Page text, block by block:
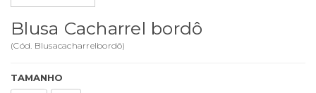
Blusa Cacharrel bordô
(Cód. Blusacacharrelbordô)
TAMANHO